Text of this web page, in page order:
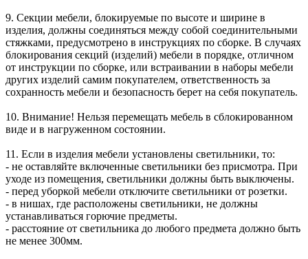
9. Секции мебели, блокируемые по высоте и ширине в
изделия, должны соединяться между собой соединительными
стяжками, предусмотрено в инструкциях по сборке. В случаях
блокирования секций (изделий) мебели в порядке, отличном
от инструкции по сборке, или встраивании в наборы мебели
других изделий самим покупателем, ответственность за
сохранность мебели и безопасность берет на себя покупатель.
10. Внимание! Нельзя перемещать мебель в сблокированном
виде и в нагруженном состоянии.
11. Если в изделия мебели установлены светильники, то:
- не оставляйте включенные светильники без присмотра. При
уходе из помещения, светильники должны быть выключены.
- перед уборкой мебели отключите светильники от розетки.
- в нишах, где расположены светильники, не должны
устанавливаться горючие предметы.
- расстояние от светильника до любого предмета должно быть
не менее 300мм.